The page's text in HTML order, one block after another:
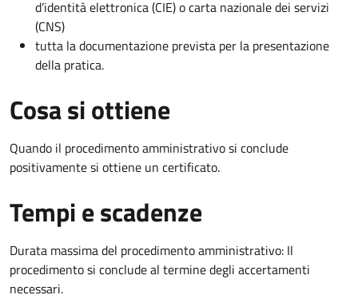
d’identità elettronica (CIE) o carta nazionale dei servizi
(CNS)
tutta la documentazione prevista per la presentazione
della pratica.
Cosa si ottiene
Quando il procedimento amministrativo si conclude
positivamente si ottiene un certificato.
Tempi e scadenze
Durata massima del procedimento amministrativo: Il
procedimento si conclude al termine degli accertamenti
necessari.